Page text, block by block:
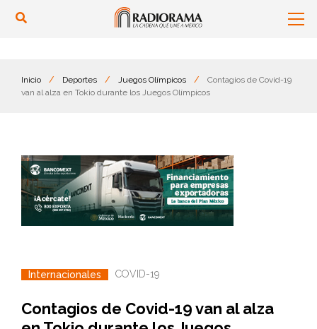
Inicio / Deportes / Juegos Olímpicos /
Contagios de Covid-19
van al alza en Tokio durante los Juegos Olímpicos
Internacionales COVID-19
Contagios de Covid-19 van al alza